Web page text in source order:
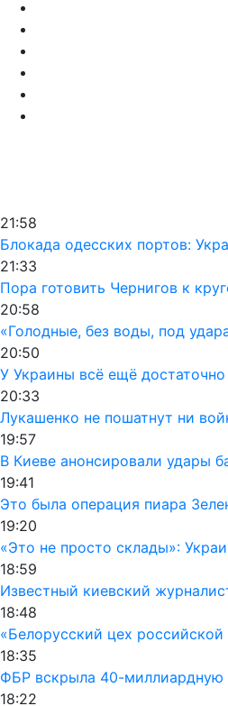
21:58
Блокада одесских портов:
21:33
Пора готовить Чернигов к
20:58
«Голодные, без воды, под
20:50
У Украины всё ещё
20:33
Лукашенко не пошатнут ни
19:57
В Киеве анонсировали удары
19:41
Это была операция пиара
19:20
«Это не просто склады»:
18:59
Известный киевский
18:48
«Белорусский цех
18:35
ФБР вскрыла 40-миллиардную
18:22